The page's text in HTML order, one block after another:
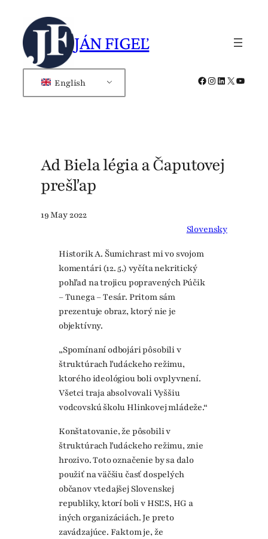
content
JÁN FIGEĽ
English Facebook
Instagram
LinkedIn
X
Ad Biela légia a Čaputovej
prešľap
19 May 2022
Slovensky
Historik A. Šumichrast mi vo svojom
komentári (12. 5.) vyčíta nekritický
pohľad na trojicu popravených Púčik
– Tunega – Tesár. Pritom sám
prezentuje obraz, ktorý nie je
objektívny.
„Spomínaní odbojári pôsobili v
štruktúrach ľudáckeho režimu,
ktorého ideológiou boli ovplyvnení.
Všetci traja absolvovali Vyššiu
vodcovskú školu Hlinkovej mládeže.“
Konštatovanie, že pôsobili v
štruktúrach ľudáckeho režimu, znie
hrozivo. Toto označenie by sa dalo
použiť na väčšiu časť dospelých
občanov vtedajšej Slovenskej
republiky, ktorí boli v HSĽS, HG a
iných organizáciách. Je preto
zavádzajúce. Faktom je, že